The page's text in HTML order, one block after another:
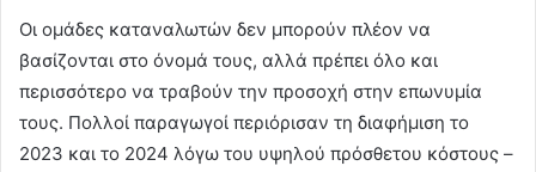
Οι ομάδες καταναλωτών δεν μπορούν πλέον να
βασίζονται στο όνομά τους, αλλά πρέπει όλο και
περισσότερο να τραβούν την προσοχή στην επωνυμία
τους. Πολλοί παραγωγοί περιόρισαν τη διαφήμιση το
2023 και το 2024 λόγω του υψηλού πρόσθετου κόστους –